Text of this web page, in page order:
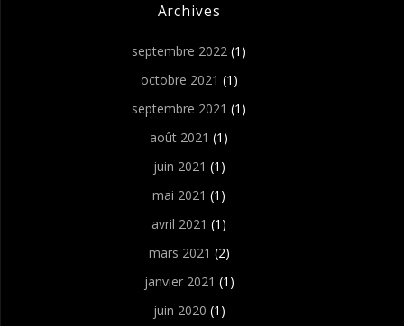
Archives
septembre 2022 (1)
octobre 2021 (1)
septembre 2021 (1)
août 2021 (1)
juin 2021 (1)
mai 2021 (1)
avril 2021 (1)
mars 2021 (2)
janvier 2021 (1)
juin 2020 (1)